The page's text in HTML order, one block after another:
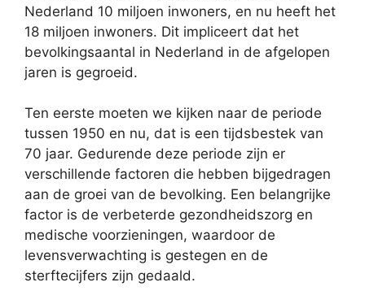
Nederland 10 miljoen inwoners, en nu heeft het
18 miljoen inwoners. Dit impliceert dat het
bevolkingsaantal in Nederland in de afgelopen
jaren is gegroeid.
Ten eerste moeten we kijken naar de periode
tussen 1950 en nu, dat is een tijdsbestek van
70 jaar. Gedurende deze periode zijn er
verschillende factoren die hebben bijgedragen
aan de groei van de bevolking. Een belangrijke
factor is de verbeterde gezondheidszorg en
medische voorzieningen, waardoor de
levensverwachting is gestegen en de
sterftecijfers zijn gedaald.